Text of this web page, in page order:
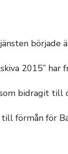
började
2015”
bidragit till
förmån för